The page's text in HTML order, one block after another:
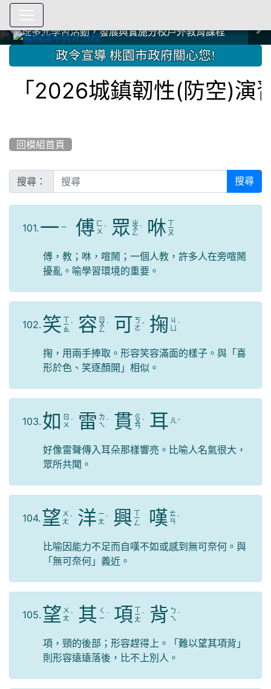
中國信託商業銀行 2023.04.22 愛傳球計畫
中國信託商業銀行 2023.04.22 愛傳球計畫
辦理多元學習活動，發展與實施分校戶外教育課程
辦理多元學習活動，發展與實施分校戶外教育課程
爭取社會資源，傳愛與溫暖：2024.3.19 桃園市家長會與桃
園女子美容商業童也工會義剪活動
爭取社會資源，傳愛與溫暖：2024.3.19 桃園市家長會與桃
園女子美容商業童也工會義剪活動
112學年度畢業學生與師長合照
112學年度畢業學生與師長合照
辦理多元學習活動，發展與實施分校戶外教育課程
辦理多元學習活動，發展與實施分校戶外教育課程
爭取社會資源，傳愛與溫暖：110.12.22 國際獅子會與本校
師生歲末感恩活動
爭取社會資源，傳愛與溫暖：110.12.22 國際獅子會與本校
師生歲末感恩活動
爭取社會資源，傳愛與溫暖：110.12.22 國際獅子會贈送本
校學生耶誕禮物
爭取社會資源，傳愛與溫暖：110.12.22 國際獅子會贈送本
校學生耶誕禮物
112.9.27參觀客家博覽會
112.9.27參觀客家博覽會
2023.12.27 國際獅子會贈送本校學生耶誕禮物
2023.12.27 國際獅子會贈送本校學生耶誕禮物
2023.12.27 國際獅子會贊助本校學生獎助學金
2023.12.27 國際獅子會贊助本校學生獎助學金
2023.12.27 聖誕感恩歌謠競賽；本校師生與國際獅子會獅
兄、師姐同樂
2023.12.27 聖誕感恩歌謠競賽；本校師生與國際獅子會獅
兄、師姐同樂
建置優質學習空間；合作互惠，建立良善公共關係
建置優質學習空間；合作互惠，建立良善公共關係
::: 政令宣導 桃園市政府關心您!
城鎮韌性(防空)演習」
回模組首頁
搜尋： 搜尋
101. 一 ㄧ 傅 ㄈ
ㄨ ˋ 眾 ㄓ
ㄨ
ㄥ
ˋ 咻 ㄒ
ㄧ
ㄡ
傅，教；咻，喧鬧；一個人教，許多人在旁喧鬧
擾亂。喻學習環境的重要。
102. 笑 ㄒ
ㄧ
ㄠ
ˋ 容 ㄖ
ㄨ
ㄥ
ˊ 可 ㄎ
ㄜ ˇ 掬 ㄐ
ˊ
掬，用兩手捧取。形容笑容滿面的樣子。與「喜
形於色、笑逐顏開」相似。
103. 如 ㄖ
ㄨ ˊ 雷 ㄌ
ㄟ ˊ 貫 ㄍ
ㄨ
ㄢ
ˋ 耳 ㄦ ˇ
好像雷聲傳入耳朵那樣響亮。比喻人名氣很大，
眾所共聞。
104. 望 ㄨ
ㄤ ˋ 洋 ㄧ
ㄤ ˊ 興 ㄒ
ㄧ
ㄥ 嘆 ㄊ
ㄢ ˋ
比喻因能力不足而自嘆不如或感到無可奈何。與
「無可奈何」義近。
105. 望 ㄨ
ㄤ ˋ 其 ㄑ
ㄧ ˊ 項 ㄒ
ㄧ
ㄤ
ˋ 背 ㄅ
ㄟ ˋ
項，頸的後部；形容趕得上。「難以望其項背」
則形容遠遠落後，比不上別人。